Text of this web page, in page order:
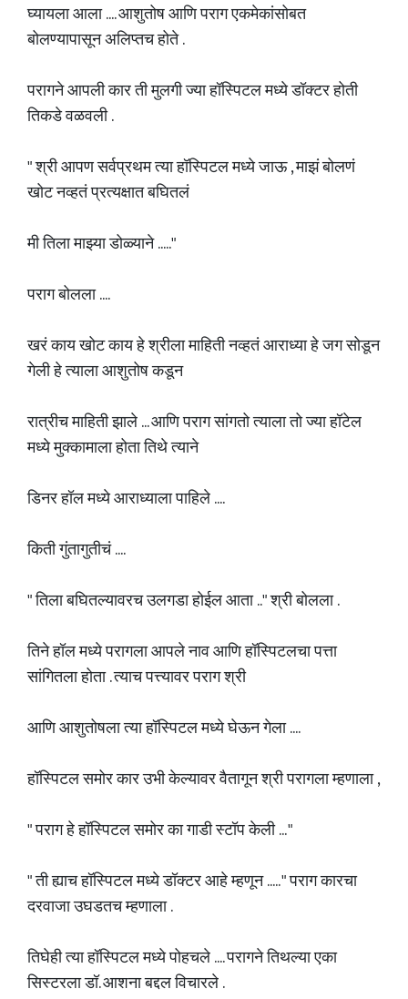
घ्यायला आला .... आशुतोष आणि पराग एकमेकांसोबत
बोलण्यापासून अलिप्तच होते .
परागने आपली कार ती मुलगी ज्या हॉस्पिटल मध्ये डॉक्टर होती
तिकडे वळवली .
" श्री आपण सर्वप्रथम त्या हॉस्पिटल मध्ये जाऊ , माझं बोलणं
खोट नव्हतं प्रत्यक्षात बघितलं
मी तिला माझ्या डोळ्याने ....."
पराग बोलला ....
खरं काय खोट काय हे श्रीला माहिती नव्हतं आराध्या हे जग सोडून
गेली हे त्याला आशुतोष कडून
रात्रीच माहिती झाले ... आणि पराग सांगतो त्याला तो ज्या हॉटेल
मध्ये मुक्कामाला होता तिथे त्याने
डिनर हॉल मध्ये आराध्याला पाहिले ....
किती गुंतागुतीचं ....
" तिला बघितल्यावरच उलगडा होईल आता .." श्री बोलला .
तिने हॉल मध्ये परागला आपले नाव आणि हॉस्पिटलचा पत्ता
सांगितला होता . त्याच पत्त्यावर पराग श्री
आणि आशुतोषला त्या हॉस्पिटल मध्ये घेऊन गेला ....
हॉस्पिटल समोर कार उभी केल्यावर वैतागून श्री परागला म्हणाला ,
" पराग हे हॉस्पिटल समोर का गाडी स्टॉप केली ... "
" ती ह्याच हॉस्पिटल मध्ये डॉक्टर आहे म्हणून ..... " पराग कारचा
दरवाजा उघडतच म्हणाला .
तिघेही त्या हॉस्पिटल मध्ये पोहचले .... परागने तिथल्या एका
सिस्टरला डॉ. आशना बद्दल विचारले .